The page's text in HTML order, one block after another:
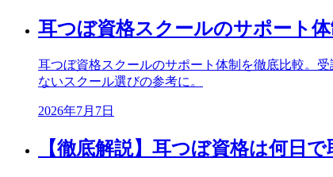
耳つぼ資格スクールのサポート
耳つぼ資格スクールのサポート体制を徹底比較。
ないスクール選びの参考に。
2026年7月7日
【徹底解説】耳つぼ資格は何日